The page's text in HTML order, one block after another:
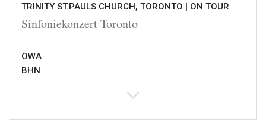
TRINITY ST.PAULS CHURCH, TORONTO | ON TOUR
Sinfoniekonzert Toronto
OWA
BHN